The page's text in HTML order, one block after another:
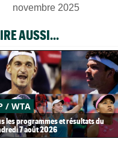
novembre 2025
AUSSI...
/ WTA
les programmes et résultats du
7 août 2026